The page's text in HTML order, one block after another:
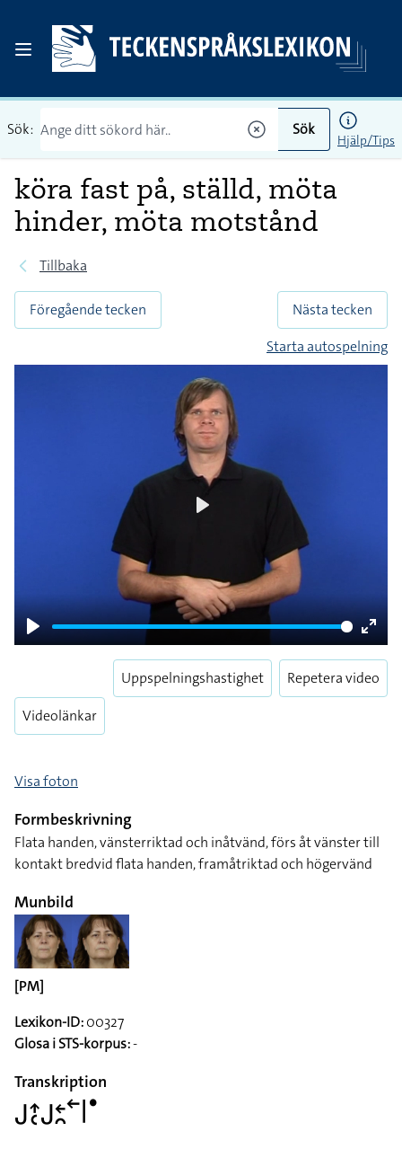
Sök: Sök
Hjälp/Tips
köra fast på, ställd, möta
hinder, möta motstånd
Tillbaka
Föregående tecken
Nästa tecken
Starta autospelning
Play
Enter
Videolänkar
Uppspelningshastighet Repetera video
Visa foton
Formbeskrivning
Flata handen, vänsterriktad och inåtvänd, förs åt vänster till
kontakt bredvid flata handen, framåtriktad och högervänd
Munbild
[PM]
Lexikon-ID:00327
Glosa i STS-korpus:-
Transkription
􌤢􌤴􌥗􌤢􌥓􌥘􌥢􌥼􌤟